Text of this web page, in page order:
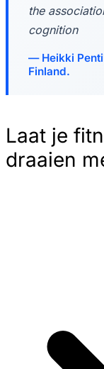
the
cognition
Heikki
Finland.
Laat je
draaien